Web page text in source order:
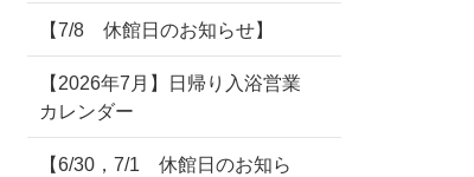
【7/8 休館日のお知らせ】
【2026年7月】日帰り入浴営業
カレンダー
【6/30，7/1 休館日のお知ら